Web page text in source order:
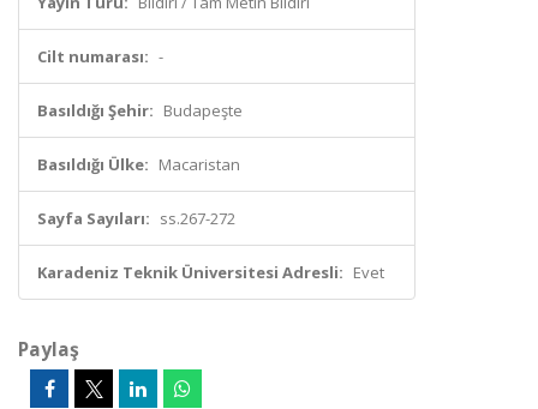
Cilt numarası: -
Basıldığı Şehir: Budapeşte
Basıldığı Ülke: Macaristan
Sayfa Sayıları: ss.267-272
Karadeniz Teknik Üniversitesi Adresli: Evet
Paylaş